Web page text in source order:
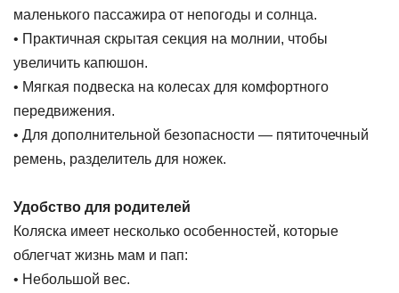
маленького пассажира от непогоды и солнца.
• Практичная скрытая секция на молнии, чтобы
увеличить капюшон.
• Мягкая подвеска на колесах для комфортного
передвижения.
• Для дополнительной безопасности — пятиточечный
ремень, разделитель для ножек.
Удобство для родителей
Коляска имеет несколько особенностей, которые
облегчат жизнь мам и пап:
• Небольшой вес.